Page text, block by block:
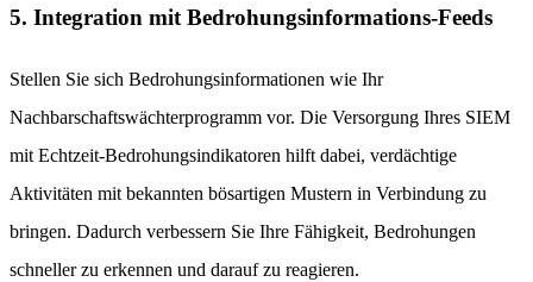
5. Integration mit Bedrohungsinformations-Feeds
Stellen Sie sich Bedrohungsinformationen wie Ihr
Nachbarschaftswächterprogramm vor. Die Versorgung Ihres SIEM
mit Echtzeit-Bedrohungsindikatoren hilft dabei, verdächtige
Aktivitäten mit bekannten bösartigen Mustern in Verbindung zu
bringen. Dadurch verbessern Sie Ihre Fähigkeit, Bedrohungen
schneller zu erkennen und darauf zu reagieren.